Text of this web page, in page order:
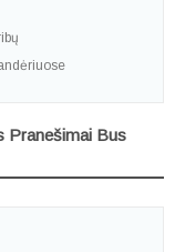
Pranešimai Bus